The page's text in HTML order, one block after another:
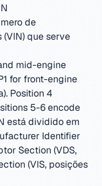
de
que serve
mid-engine
for front-engine
Position 4
5-6 encode
está dividido em
Identifier
Section (VDS,
(VIS, posições